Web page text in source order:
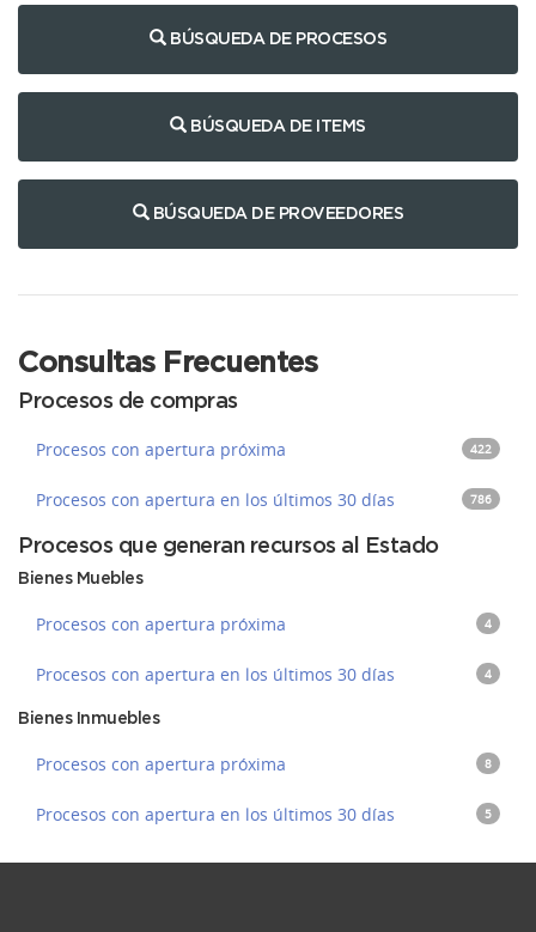
BÚSQUEDA DE PROCESOS
BÚSQUEDA DE ITEMS
BÚSQUEDA DE PROVEEDORES
Consultas Frecuentes
Procesos de compras
Procesos con apertura próxima 422
Procesos con apertura en los últimos 30 días 786
Procesos que generan recursos al Estado
Bienes Muebles
Procesos con apertura próxima 4
Procesos con apertura en los últimos 30 días 4
Bienes Inmuebles
Procesos con apertura próxima 8
Procesos con apertura en los últimos 30 días 5